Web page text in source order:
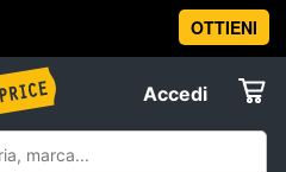
OTTIENI
Accedi